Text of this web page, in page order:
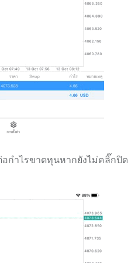
กำไรขาดทุนหากยังไม่คลิ๊กปิด